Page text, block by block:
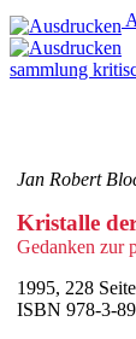
sammlung
Jan Robert
Kristalle
Gedanken zur
1995, 228
ISBN 978-3-